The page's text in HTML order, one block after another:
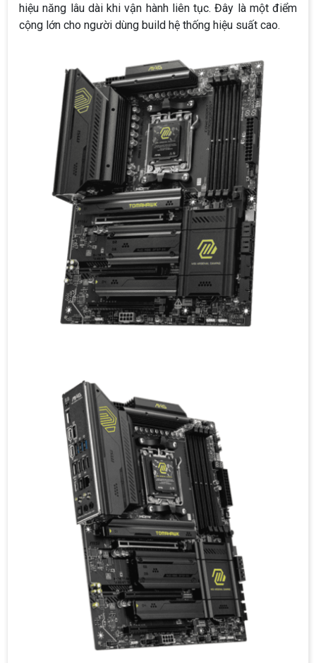
hiệu năng lâu dài khi vận hành liên tục. Đây là một điểm
cộng lớn cho người dùng build hệ thống hiệu suất cao.